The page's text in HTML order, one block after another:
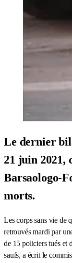
Le dernier
21 juin 2021,
Barsaologo-
morts.
Les corps sans vie de
retrouvés mardi par
de 15 policiers tués et
saufs, a écrit le